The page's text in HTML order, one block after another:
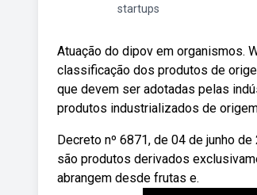
startups
Atuação do dipov em organismos.
classificação dos produtos de
que devem ser adotadas pelas
produtos industrializados de
Decreto nº 6871, de 04 de junho
são produtos derivados
abrangem desde frutas e.